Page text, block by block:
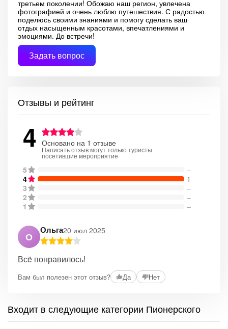
третьем поколении! Обожаю наш регион, увлечена
фотографией и очень люблю путешествия. С радостью
поделюсь своими знаниями и помогу сделать ваш
отдых насыщенным красотами, впечатлениями и
эмоциями. До встречи!
Задать вопрос
Отзывы и рейтинг
4 Основано на 1 отзыве
Написать отзыв могут только туристы
посетившие мероприятие
5
–
4
1
3
–
2
–
1
–
О
Ольга20 июл 2025
Всë понравилось!
Вам был полезен этот отзыв? Да Нет
Входит в следующие категории Пионерского